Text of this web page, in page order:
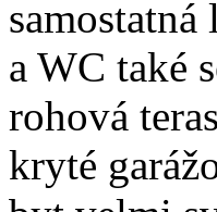
a WC také
rohová
kryté